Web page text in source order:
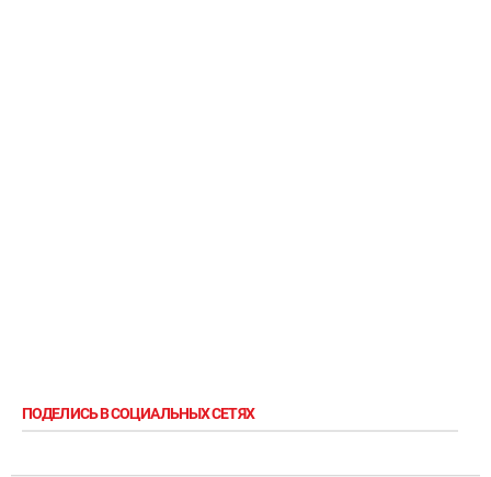
ПОДЕЛИСЬ В СОЦИАЛЬНЫХ СЕТЯХ